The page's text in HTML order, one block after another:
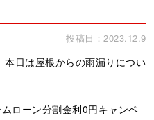
投稿日：2023.12.9
日は屋根からの雨漏りについ
ローン分割金利0円キャンペ